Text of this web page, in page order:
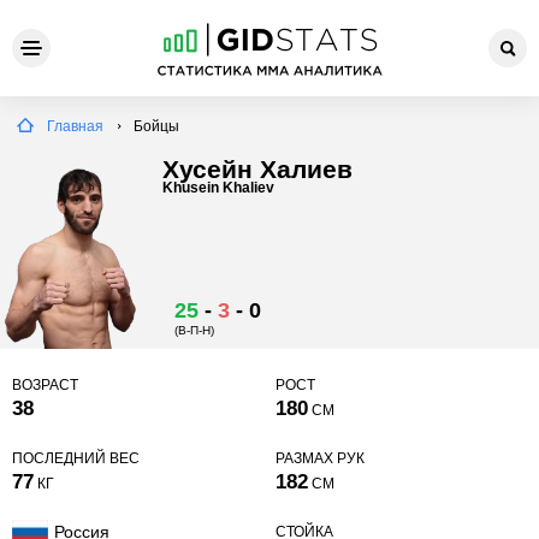
Главная Бойцы
Хусейн Халиев
Khusein Khaliev
25 - 3 - 0
(В-П-Н)
ВОЗРАСТ
38
РОСТ
180 СМ
ПОСЛЕДНИЙ ВЕС
77 КГ
РАЗМАХ РУК
182 СМ
Россия
СТОЙКА